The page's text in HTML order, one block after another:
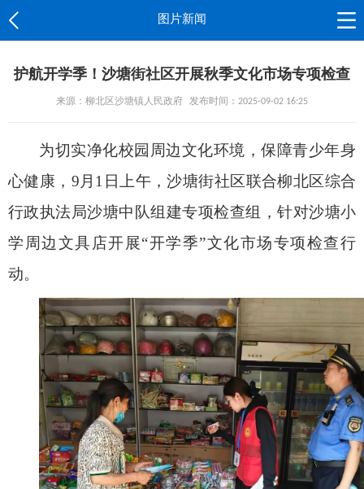
图片新闻
护航开学季！沙塘街社区开展秋季文化市场专项检查
来源：柳北区沙塘镇人民政府 发布时间：2025-09-02 16:25
为切实净化校园周边文化环境，保障青少年身
心健康，9月1日上午，沙塘街社区联合柳北区综合
行政执法局沙塘中队组建专项检查组，针对沙塘小
学周边文具店开展“开学季”文化市场专项检查行
动。